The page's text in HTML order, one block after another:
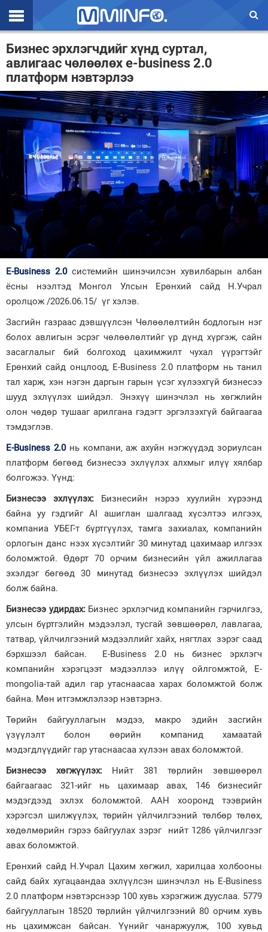
Эхлэл
Цаг агаар
Валют ханш
Улс төр
Эдийн засаг
Үзэл бодол
Спорт
Нийгэм
Дэлхий
Зурхай
Бизнес эрхлэгчдийг хүнд суртал,
авлигаас чөлөөлөх е-business 2.0
платформ нэвтэрлээ
E-Business 2.0 системийн шинэчилсэн хувилбарын албан
ёсны нээлтэд Монгол Улсын Ерөнхий сайд Н.Учрал
оролцож /2026.06.15/ үг хэлэв.
Засгийн газраас дэвшүүлсэн Чөлөөлөлтийн бодлогын нэг
болох авлигын эсрэг чөлөөлөлтийг үр дүнд хүргэж, сайн
засаглалыг бий болгоход цахимжилт чухал үүрэгтэйг
Ерөнхий сайд онцлоод, E-Business 2.0 платформ нь танил
тал харж, хэн нэгэн даргын гарын үсэг хүлээхгүй бизнесээ
шууд эхлүүлэх шийдэл. Энэхүү шинэчлэл нь хөгжлийн
олон чөдөр тушааг арилгана гэдэгт эргэлзэхгүй байгаагаа
тэмдэглэв.
E-Business 2.0 нь компани, аж ахуйн нэгжүүдэд зориулсан
платформ бөгөөд бизнесээ эхлүүлэх алхмыг илүү хялбар
болгожээ. Үүнд:
Бизнесээ эхлүүлэх: Бизнесийн нэрээ хуулийн хүрээнд
байна уу гэдгийг AI ашиглан шалгаад хүсэлтээ илгээх,
компаниа УБЕГ-т бүртгүүлэх, тамга захиалах, компанийн
орлогын данс нээх хүсэлтийг 30 минутад цахимаар илгээх
боломжтой. Өдөрт 70 орчим бизнесийн үйл ажиллагаа
эхэлдэг бөгөөд 30 минутад бизнесээ эхлүүлэх шийдэл
болж байна.
Бизнесээ удирдах:Бизнес эрхлэгчид компанийн гэрчилгээ,
улсын бүртгэлийн мэдээлэл, тусгай зөвшөөрөл, лавлагаа,
татвар, үйлчилгээний мэдээллийг хайх, нягтлах зэрэг саад
бэрхшээл байсан. E-Business 2.0 нь бизнес эрхлэгч
компанийн хэрэгцээт мэдээллээ илүү ойлгомжтой, E-
mongolia-тай адил гар утаснаасаа харах боломжтой болж
байна. Мөн итгэмжлэлээр нэвтэрнэ.
Төрийн байгууллагын мэдээ, макро эдийн засгийн
үзүүлэлт болон өөрийн компанид хамаатай
мэдэгдлүүдийг гар утаснаасаа хүлээн авах боломжтой.
Бизнесээ хөгжүүлэх:Нийт 381 төрлийн зөвшөөрөл
байгаагаас 321-ийг нь цахимаар авах, 146 бизнесийг
мэдэгдээд эхлэх боломжтой. ААН хооронд тээврийн
хэрэгсэл шилжүүлэх, төрийн үйлчилгээний төлбөр төлөх,
хөдөлмөрийн гэрээ байгуулах зэрэг нийт 1286 үйлчилгээг
авах боломжтой.
Ерөнхий сайд Н.Учрал Цахим хөгжил, харилцаа холбооны
сайд байх хугацаандаа эхлүүлсэн шинэчлэл нь E-Business
2.0 платформ нэвтэрснээр 100 хувь хэрэгжиж дууслаа. 5779
байгууллагын 18520 төрлийн үйлчилгээний 80 орчим хувь
нь цахимжсан байсан. Үүнийг чанаржуулж, 100 хувьд